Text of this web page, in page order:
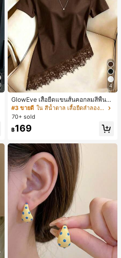
4
GlowEve เสื้อยืดแขนสั้นคอกลมสีพื้นลำ
ลองอเนกประสงค์สำหรับผู้หญิง
#3 ขายดี
ใน สีน้ำตาล เสื้อยืดลำลองพื้นฐาน
70+ sold
฿169